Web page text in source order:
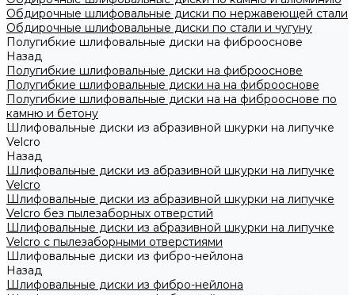
Обдирочные шлифовальные диски по нержавеющей стали
Обдирочные шлифовальные диски по стали и чугуну
Полугибкие шлифовальные диски на фиброоснове
Назад
Полугибкие шлифовальные диски на фиброоснове
Полугибкие шлифовальные диски на на фиброоснове
Полугибкие шлифовальные диски на на фиброоснове по
камню и бетону
Шлифовальные диски из абразивной шкурки на липучке
Velcro
Назад
Шлифовальные диски из абразивной шкурки на липучке
Velcro
Шлифовальные диски из абразивной шкурки на липучке
Velcro без пылезаборных отверстий
Шлифовальные диски из абразивной шкурки на липучке
Velcro с пылезаборными отверстиями
Шлифовальные диски из фибро-нейлона
Назад
Шлифовальные диски из фибро-нейлона